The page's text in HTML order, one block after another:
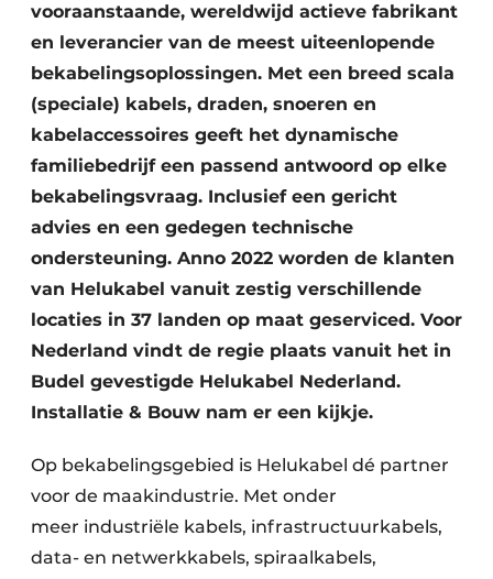
vooraanstaande, wereldwijd actieve fabrikant
en leverancier van de meest uiteenlopende
bekabelingsoplossingen. Met een breed scala
(speciale) kabels, draden, snoeren en
kabelaccessoires geeft het dynamische
familiebedrijf een passend antwoord op elke
bekabelingsvraag. Inclusief een gericht
advies en een gedegen technische
ondersteuning. Anno 2022 worden de klanten
van Helukabel vanuit zestig verschillende
locaties in 37 landen op maat geserviced. Voor
Nederland vindt de regie plaats vanuit het in
Budel gevestigde Helukabel Nederland.
Installatie & Bouw nam er een kijkje.
Op bekabelingsgebied is Helukabel dé partner
voor de maakindustrie. Met onder
meer industriële kabels, infrastructuurkabels,
data- en netwerkkabels, spiraalkabels,